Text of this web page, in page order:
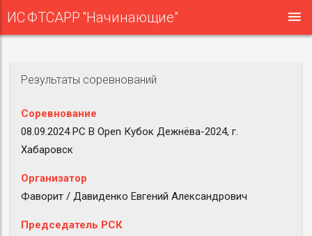
ИС ФТСАРР "Начинающие"
Результаты соревнований
Соревнование
08.09.2024 РС B Open Кубок Дежнёва-2024, г.
Хабаровск
Организатор
Фаворит / Давиденко Евгений Александрович
Председатель РСК